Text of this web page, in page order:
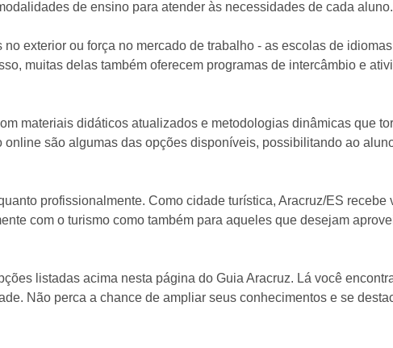
de ensino para atender às necessidades de cada aluno.
exterior ou força no mercado de trabalho - as escolas de
muitas delas também oferecem programas de intercâmbio e
materiais didáticos atualizados e metodologias dinâmicas que
são algumas das opções disponíveis, possibilitando ao
profissionalmente. Como cidade turística, Aracruz/ES
com o turismo como também para aqueles que desejam
listadas acima nesta página do Guia Aracruz. Lá você
Não perca a chance de ampliar seus conhecimentos e se